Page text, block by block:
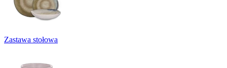
Zastawa stołowa